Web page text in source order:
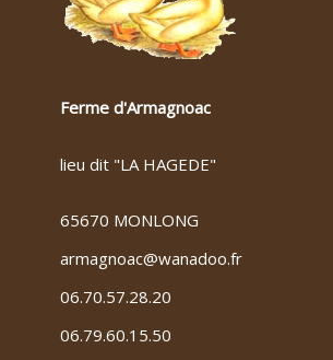
Ferme d'Armagnoac
lieu dit "LA HAGEDE"
65670 MONLONG
armagnoac@wanadoo.fr
06.70.57.28.20
06.79.60.15.50